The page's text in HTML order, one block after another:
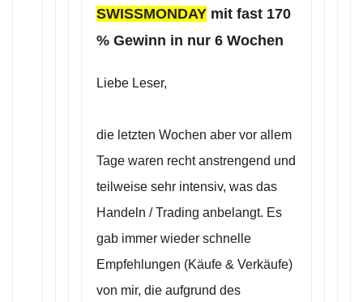
SWISSMONDAY mit fast 170
% Gewinn in nur 6 Wochen
Liebe Leser,
die letzten Wochen aber vor allem
Tage waren recht anstrengend und
teilweise sehr intensiv, was das
Handeln / Trading anbelangt. Es
gab immer wieder schnelle
Empfehlungen (Käufe & Verkäufe)
von mir, die aufgrund des